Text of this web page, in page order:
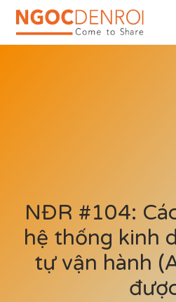
NĐR #104:
hệ thống kinh
tự vận hành